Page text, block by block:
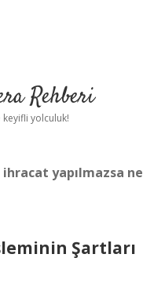
Rehberi
keyifli yolculuk!
yapılmazsa ne
Şartları